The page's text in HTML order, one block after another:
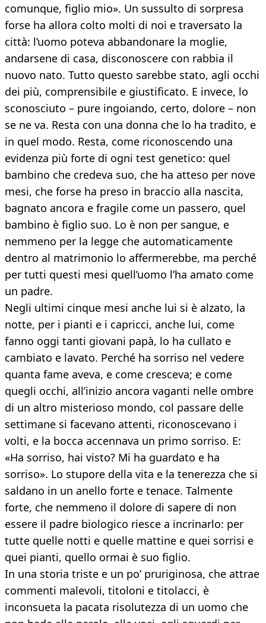
comunque, figlio mio». Un sussulto di sorpresa
forse ha allora colto molti di noi e traversato la
città: l’uomo poteva abbandonare la moglie,
andarsene di casa, disconoscere con rabbia il
nuovo nato. Tutto questo sarebbe stato, agli occhi
dei più, comprensibile e giustificato. E invece, lo
sconosciuto – pure ingoiando, certo, dolore – non
se ne va. Resta con una donna che lo ha tradito, e
in quel modo. Resta, come riconoscendo una
evidenza più forte di ogni test genetico: quel
bambino che credeva suo, che ha atteso per nove
mesi, che forse ha preso in braccio alla nascita,
bagnato ancora e fragile come un passero, quel
bambino è figlio suo. Lo è non per sangue, e
nemmeno per la legge che automaticamente
dentro al matrimonio lo affermerebbe, ma perché
per tutti questi mesi quell’uomo l’ha amato come
un padre.
Negli ultimi cinque mesi anche lui si è alzato, la
notte, per i pianti e i capricci, anche lui, come
fanno oggi tanti giovani papà, lo ha cullato e
cambiato e lavato. Perché ha sorriso nel vedere
quanta fame aveva, e come cresceva; e come
quegli occhi, all’inizio ancora vaganti nelle ombre
di un altro misterioso mondo, col passare delle
settimane si facevano attenti, riconoscevano i
volti, e la bocca accennava un primo sorriso. E:
«Ha sorriso, hai visto? Mi ha guardato e ha
sorriso». Lo stupore della vita e la tenerezza che si
saldano in un anello forte e tenace. Talmente
forte, che nemmeno il dolore di sapere di non
essere il padre biologico riesce a incrinarlo: per
tutte quelle notti e quelle mattine e quei sorrisi e
quei pianti, quello ormai è suo figlio.
In una storia triste e un po’ pruriginosa, che attrae
commenti malevoli, titoloni e titolacci, è
inconsueta la pacata risolutezza di un uomo che